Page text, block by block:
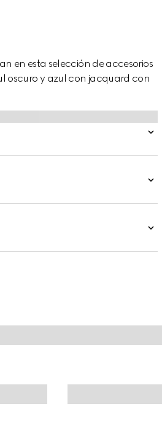
en esta selección de accesorios
oscuro y azul con jacquard con